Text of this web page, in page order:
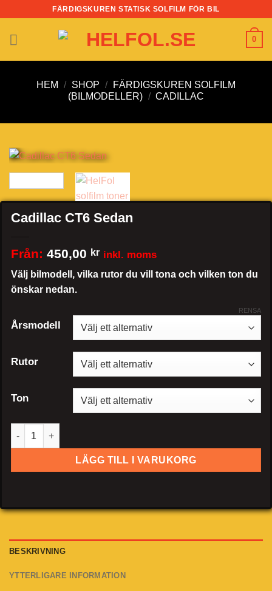
content
FÄRDIGSKUREN STATISK SOLFILM FÖR BIL
0
HEM / SHOP /
FÄRDIGSKUREN SOLFILM
(BILMODELLER) / CADILLAC
Cadillac CT6 Sedan
Från: 450,00 kr inkl. moms
Välj bilmodell, vilka rutor du vill tona och vilken ton du
önskar nedan.
Årsmodell
Rutor
Ton
RENSA
Cadillac CT6 Sedan mängd
LÄGG TILL I VARUKORG
BESKRIVNING
YTTERLIGARE INFORMATION